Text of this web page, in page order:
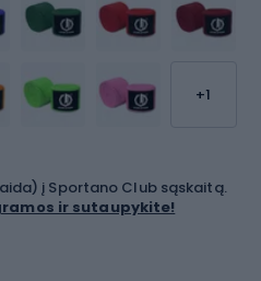
+1
į Sportano Club sąskaitą.
ir sutaupykite!